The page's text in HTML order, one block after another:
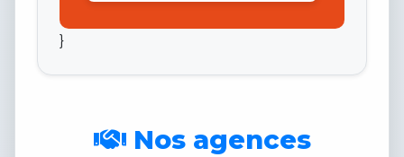
}
Nos agences